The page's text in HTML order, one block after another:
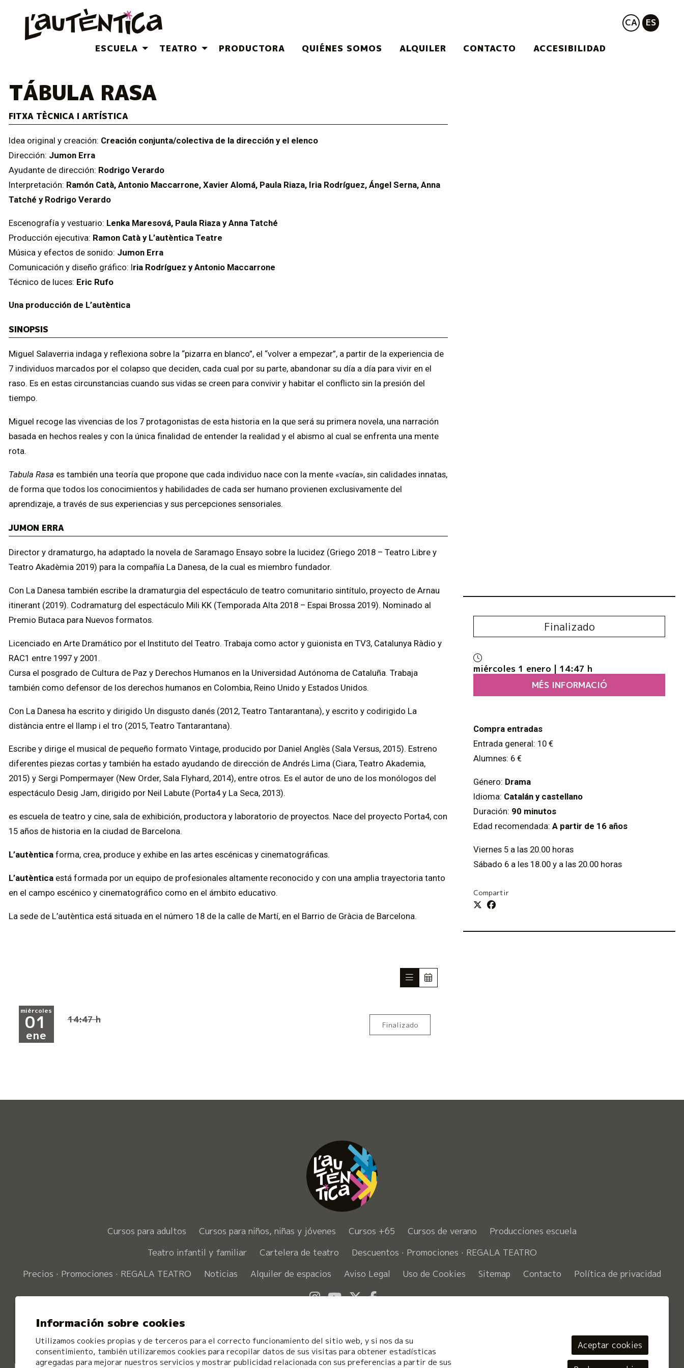
CA ES
ESCUELA TEATRO PRODUCTORA QUIÉNES SOMOS ALQUILER CONTACTO ACCESIBILIDAD
TÁBULA RASA
Finalizado
miércoles 1 enero | 14:47 h
MÉS INFORMACIÓ
Compra entradas
Entrada general: 10 €
Alumnes: 6 €
Género: Drama
Idioma: Catalán y castellano
Duración: 90 minutos
Edad recomendada:A partir de 16 años
Viernes 5 a las 20.00 horas
Sábado 6 a les 18.00 y a las 20.00 horas
Compartir
FITXA TÈCNICA I ARTÍSTICA
Idea original y creación: Creación conjunta/colectiva de la dirección y el elenco
Dirección: Jumon Erra
Ayudante de dirección: Rodrigo Verardo
Interpretación: Ramón Catà, Antonio Maccarrone, Xavier Alomá, Paula Riaza, Iria Rodríguez, Ángel Serna, Anna
Tatché y Rodrigo Verardo
Escenografía y vestuario: Lenka Maresová, Paula Riaza y Anna Tatché
Producción ejecutiva: Ramon Catà y L’autèntica Teatre
Música y efectos de sonido: Jumon Erra
Comunicación y diseño gráfico: Iria Rodríguez y Antonio Maccarrone
Técnico de luces: Eric Rufo
Una producción de L’autèntica
SINOPSIS
Miguel Salaverria indaga y reflexiona sobre la “pizarra en blanco”, el “volver a empezar”, a partir de la experiencia de
7 individuos marcados por el colapso que deciden, cada cual por su parte, abandonar su día a día para vivir en el
raso. Es en estas circunstancias cuando sus vidas se creen para convivir y habitar el conflicto sin la presión del
tiempo.
Miguel recoge las vivencias de los 7 protagonistas de esta historia en la que será su primera novela, una narración
basada en hechos reales y con la única finalidad de entender la realidad y el abismo al cual se enfrenta una mente
rota.
Tabula Rasa es también una teoría que propone que cada individuo nace con la mente «vacía», sin calidades innatas,
de forma que todos los conocimientos y habilidades de cada ser humano provienen exclusivamente del
aprendizaje, a través de sus experiencias y sus percepciones sensoriales.
JUMON ERRA
Director y dramaturgo, ha adaptado la novela de Saramago Ensayo sobre la lucidez (Griego 2018 – Teatro Libre y
Teatro Akadèmia 2019) para la compañía La Danesa, de la cual es miembro fundador.
Con La Danesa también escribe la dramaturgia del espectáculo de teatro comunitario sintítulo, proyecto de Arnau
itinerant (2019). Codramaturg del espectáculo Mili KK (Temporada Alta 2018 – Espai Brossa 2019). Nominado al
Premio Butaca para Nuevos formatos.
Licenciado en Arte Dramático por el Instituto del Teatro. Trabaja como actor y guionista en TV3, Catalunya Ràdio y
RAC1 entre 1997 y 2001.
Cursa el posgrado de Cultura de Paz y Derechos Humanos en la Universidad Autónoma de Cataluña. Trabaja
también como defensor de los derechos humanos en Colombia, Reino Unido y Estados Unidos.
Con La Danesa ha escrito y dirigido Un disgusto danés (2012, Teatro Tantarantana), y escrito y codirigido La
distància entre el llamp i el tro (2015, Teatro Tantarantana).
Escribe y dirige el musical de pequeño formato Vintage, producido por Daniel Anglès (Sala Versus, 2015). Estreno
diferentes piezas cortas y también ha estado ayudando de dirección de Andrés Lima (Ciara, Teatro Akademia,
2015) y Sergi Pompermayer (New Order, Sala Flyhard, 2014), entre otros. Es el autor de uno de los monólogos del
espectáculo Desig Jam, dirigido por Neil Labute (Porta4 y La Seca, 2013).
es escuela de teatro y cine, sala de exhibición, productora y laboratorio de proyectos. Nace del proyecto Porta4, con
15 años de historia en la ciudad de Barcelona.
L’autèntica forma, crea, produce y exhibe en las artes escénicas y cinematográficas.
L’autèntica está formada por un equipo de profesionales altamente reconocido y con una amplia trayectoria tanto
en el campo escénico y cinematográfico como en el ámbito educativo.
La sede de L’autèntica está situada en el número 18 de la calle de Martí, en el Barrio de Gràcia de Barcelona.
miércoles
01
ene
14:47 h Finalizado
Cursos para adultos Cursos para niños, niñas y jóvenes Cursos +65 Cursos de verano
Producciones escuela
Teatro infantil y familiar
Cartelera de teatro
Descuentos · Promociones · REGALA TEATRO
Precios · Promociones · REGALA TEATRO
Noticias Alquiler de espacios Aviso Legal Uso de Cookies Sitemap Contacto Política de privacidad
Link a instagram
Link a youtube
Link a twitter
Link a facebook
Información sobre cookies
Utilizamos cookies propias y de terceros para el correcto funcionamiento del sitio web, y si nos da su
consentimiento, también utilizaremos cookies para recopilar datos de sus visitas para obtener estadísticas
agregadas para mejorar nuestros servicios y mostrar publicidad relacionada con sus preferencias a partir de sus
Aceptar cookies